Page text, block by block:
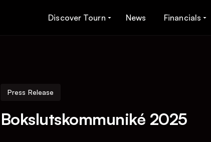
Discover Tourn News Financials
Press Release
Bokslutskommuniké 2025